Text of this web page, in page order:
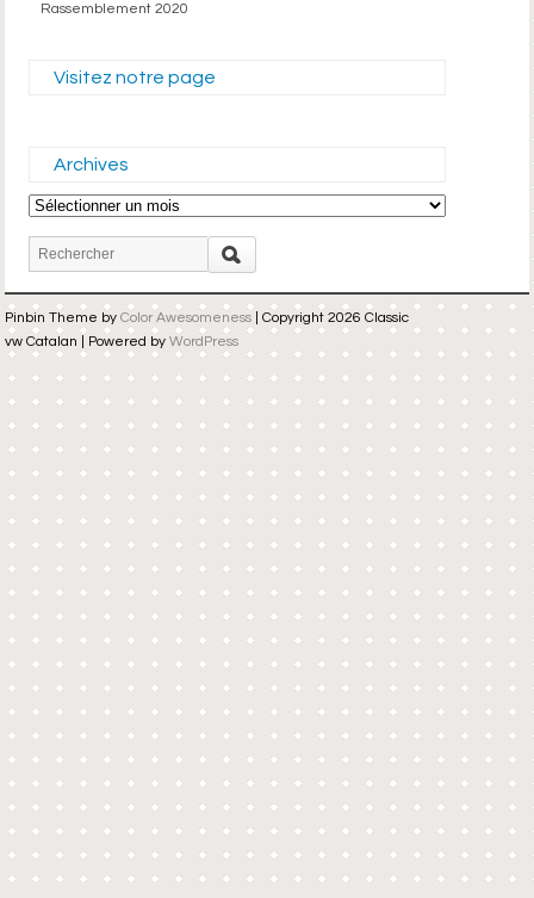
Rassemblement 2020
Visitez notre page
Archives
Archives
Pinbin Theme by Color Awesomeness | Copyright 2026 Classic
vw Catalan | Powered by WordPress